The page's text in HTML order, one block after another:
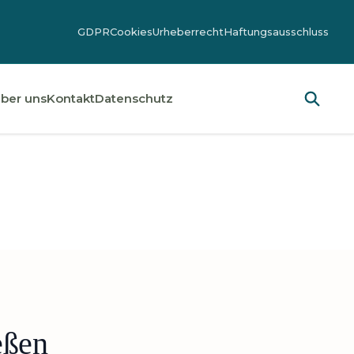
GDPRCookiesUrheberrechtHaftungsausschluss
unsKontaktDatenschutz